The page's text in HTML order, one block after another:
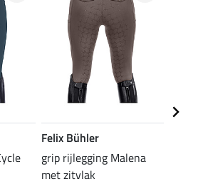
Felix Bühler
grip rijlegging Malena
met zitvlak